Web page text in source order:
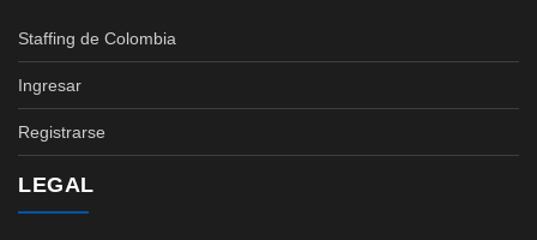
Staffing de Colombia
Ingresar
Registrarse
LEGAL